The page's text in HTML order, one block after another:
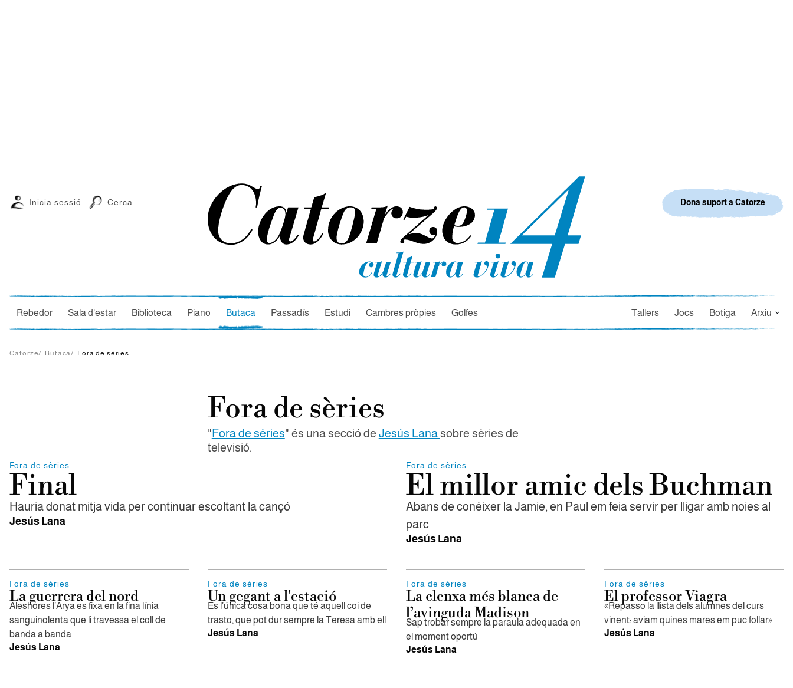
Cercador
Inicia sessió Cerca
Rebedor Sala d'estar Biblioteca Piano Butaca Passadís Estudi Cambres pròpies Golfes Tallers Jocs Botiga Arxiu
Dona suport a Catorze
Catorze/ Butaca/ Fora de sèries
Fora de sèries
"Fora de sèries" és una secció de Jesús Lanasobre sèries de
televisió.
Fora de sèries
Final
Hauria donat mitja vida per continuar escoltant la cançó
Jesús Lana
Fora de sèries
El millor amic dels Buchman
Abans de conèixer la Jamie, en Paul em feia servir per lligar amb noies al
parc
Jesús Lana
Fora de sèries
La guerrera del nord
Aleshores l’Arya es fixa en la fina línia
sanguinolenta que li travessa el coll de
banda a banda
Jesús Lana
Fora de sèries
Un gegant a l'estació
És l’única cosa bona que té aquell coi de
trasto, que pot dur sempre la Teresa amb ell
Jesús Lana
Fora de sèries
La clenxa més blanca de
l’avinguda Madison
Sap trobar sempre la paraula adequada en
el moment oportú
Jesús Lana
Fora de sèries
El professor Viagra
«Repasso la llista dels alumnes del curs
vinent: aviam quines mares em puc follar»
Jesús Lana